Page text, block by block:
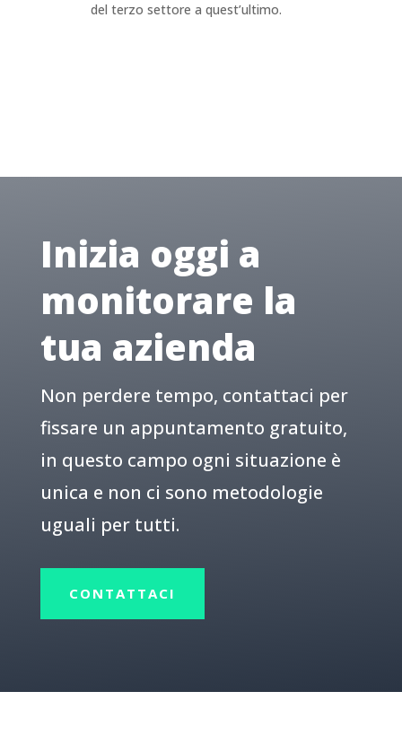
del terzo settore a quest’ultimo.
Inizia oggi a
monitorare la
tua azienda
Non perdere tempo, contattaci per
fissare un appuntamento gratuito,
in questo campo ogni situazione è
unica e non ci sono metodologie
uguali per tutti.
CONTATTACI